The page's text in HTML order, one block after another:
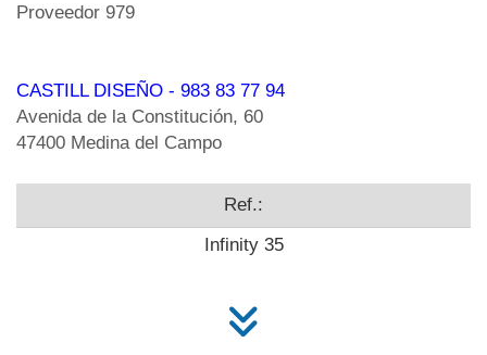
Proveedor 979
CASTILL DISEÑO - 983 83 77 94
Avenida de la Constitución, 60
47400 Medina del Campo
Ref.:
Infinity 35